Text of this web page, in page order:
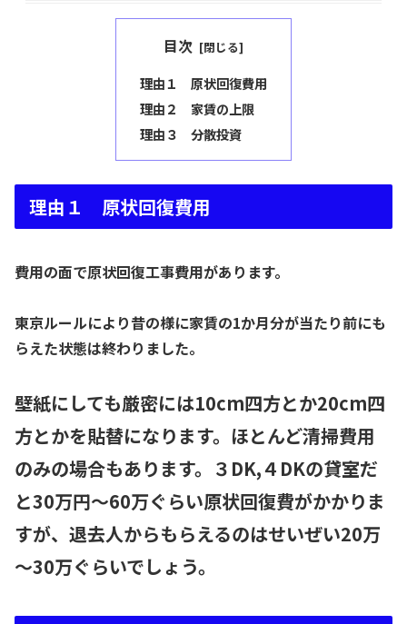
目次
理由１ 原状回復費用
理由２ 家賃の上限
理由３ 分散投資
理由１ 原状回復費用
費用の面で原状回復工事費用があります。
東京ルールにより昔の様に家賃の1か月分が当たり前にも
らえた状態は終わりました。
壁紙にしても厳密には10cm四方とか20cm四
方とかを貼替になります。ほとんど清掃費用
のみの場合もあります。３DK,４DKの貸室だ
と30万円～60万ぐらい原状回復費がかかりま
すが、退去人からもらえるのはせいぜい20万
～30万ぐらいでしょう。